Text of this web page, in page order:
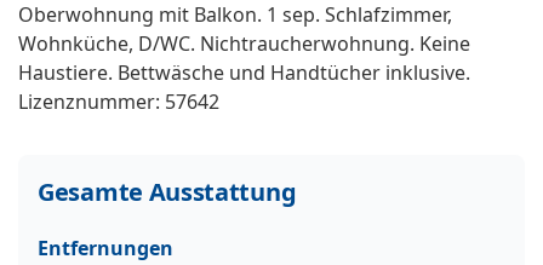
Oberwohnung mit Balkon. 1 sep. Schlafzimmer,
Wohnküche, D/WC. Nichtraucherwohnung. Keine
Haustiere. Bettwäsche und Handtücher inklusive.
Lizenznummer: 57642
Gesamte Ausstattung
Entfernungen